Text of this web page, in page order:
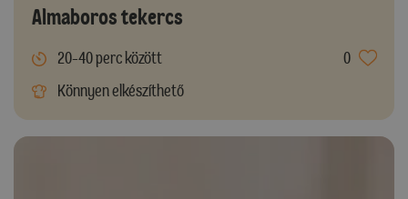
Almaboros tekercs
20-40 perc között
0
Könnyen elkészíthető